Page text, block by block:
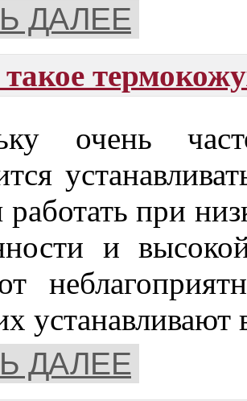
ДАЛЕЕ
очень
при
и
устанавливают
ДАЛЕЕ